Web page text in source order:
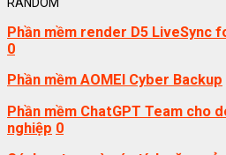
Phần mềm render D5 LiveSync
0
Phần mềm AOMEI Cyber Backup
Phần mềm ChatGPT Team cho
nghiệp 0